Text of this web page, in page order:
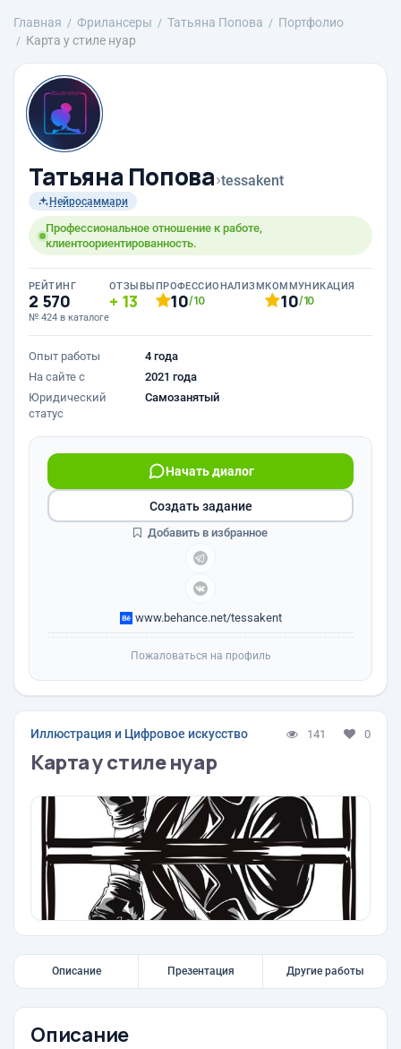
Главная Фрилансеры Татьяна Попова
Портфолио
Карта у стиле нуар
Татьяна Попова›tessakent
Нейросаммари
Профессиональное отношение к работе,
клиентоориентированность.
РЕЙТИНГ
2 570
№ 424 в каталоге
ОТЗЫВЫ
13
ПРОФЕССИОНАЛИЗМ
10/10
КОММУНИКАЦИЯ
10/10
Опыт работы
4 года
На сайте с
2021 года
Юридический
статус
Самозанятый
Начать диалог
www.behance.net/tessakent
Создать задание
Добавить в избранное
Пожаловаться на профиль
Иллюстрация и Цифровое искусство 141 0
Карта у стиле нуар
Описание Презентация Другие работы
Описание